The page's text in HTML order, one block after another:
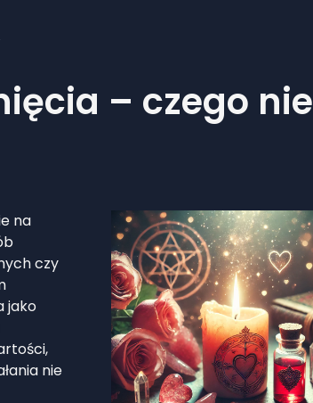
– czego nie
na
czy
jako
nie